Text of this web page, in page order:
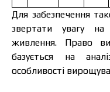
Для забезпечення
звертати увагу
живлення. Право
базується на
особливості